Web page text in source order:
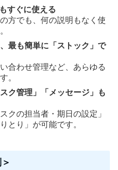
すぐに使える
方でも、何の説明もなく使
最も簡単に「ストック」で
合わせ管理など、あらゆる
。
ク管理」「メッセージ」も
クの担当者・期日の設定」
とり」が可能です。